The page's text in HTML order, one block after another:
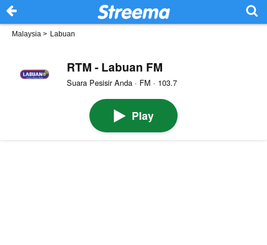
Malaysia > Labuan
RTM - Labuan FM
Suara Pesisir Anda · FM · 103.7
Play